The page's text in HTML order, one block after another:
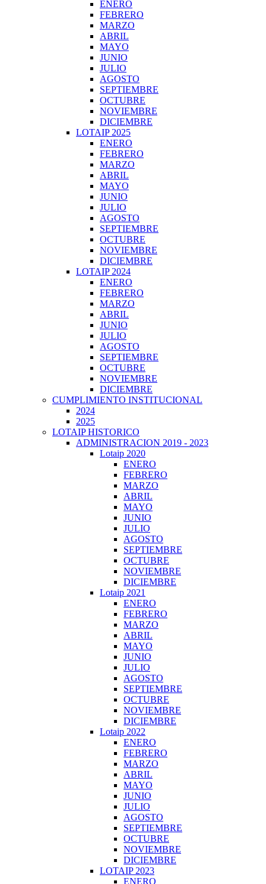
ENERO
FEBRERO
MARZO
ABRIL
MAYO
JUNIO
JULIO
AGOSTO
SEPTIEMBRE
OCTUBRE
NOVIEMBRE
DICIEMBRE
LOTAIP 2025
ENERO
FEBRERO
MARZO
ABRIL
MAYO
JUNIO
JULIO
AGOSTO
SEPTIEMBRE
OCTUBRE
NOVIEMBRE
DICIEMBRE
LOTAIP 2024
ENERO
FEBRERO
MARZO
ABRIL
JUNIO
JULIO
AGOSTO
SEPTIEMBRE
OCTUBRE
NOVIEMBRE
DICIEMBRE
CUMPLIMIENTO INSTITUCIONAL
2024
2025
LOTAIP HISTORICO
ADMINISTRACION 2019 - 2023
Lotaip 2020
ENERO
FEBRERO
MARZO
ABRIL
MAYO
JUNIO
JULIO
AGOSTO
SEPTIEMBRE
OCTUBRE
NOVIEMBRE
DICIEMBRE
Lotaip 2021
ENERO
FEBRERO
MARZO
ABRIL
MAYO
JUNIO
JULIO
AGOSTO
SEPTIEMBRE
OCTUBRE
NOVIEMBRE
DICIEMBRE
Lotaip 2022
ENERO
FEBRERO
MARZO
ABRIL
MAYO
JUNIO
JULIO
AGOSTO
SEPTIEMBRE
OCTUBRE
NOVIEMBRE
DICIEMBRE
LOTAIP 2023
ENERO